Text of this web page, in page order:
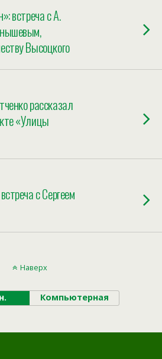
встреча с А.
Высоцкого
рассказал
«Улицы
с Сергеем
Наверх
Компьютерная